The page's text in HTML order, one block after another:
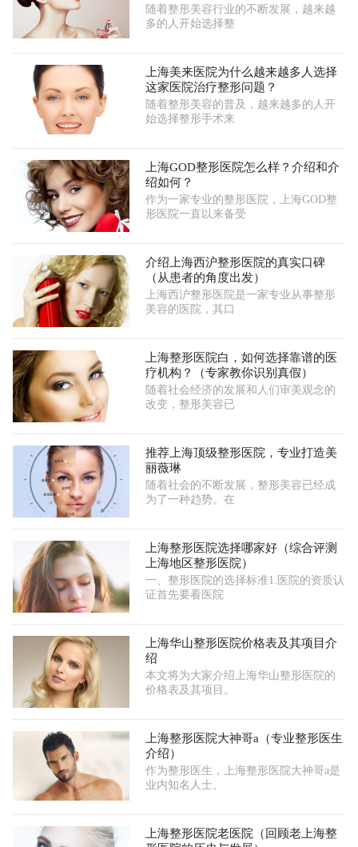
随着整形美容行业的不断发展，越来越
多的人开始选择整
上海美来医院为什么越来越多人选择
这家医院治疗整形问题？
随着整形美容的普及，越来越多的人开
始选择整形手术来
上海GOD整形医院怎么样？介绍和介
绍如何？
作为一家专业的整形医院，上海GOD整
形医院一直以来备受
介绍上海西沪整形医院的真实口碑
（从患者的角度出发）
上海西沪整形医院是一家专业从事整形
美容的医院，其口
上海整形医院白，如何选择靠谱的医
疗机构？（专家教你识别真假）
随着社会经济的发展和人们审美观念的
改变，整形美容已
推荐上海顶级整形医院，专业打造美
丽薇琳
随着社会的不断发展，整形美容已经成
为了一种趋势。在
上海整形医院选择哪家好（综合评测
上海地区整形医院）
一、整形医院的选择标准1.医院的资质认
证首先要看医院
上海华山整形医院价格表及其项目介
绍
本文将为大家介绍上海华山整形医院的
价格表及其项目。
上海整形医院大神哥a（专业整形医生
介绍）
作为整形医生，上海整形医院大神哥a是
业内知名人士。
上海整形医院老医院（回顾老上海整